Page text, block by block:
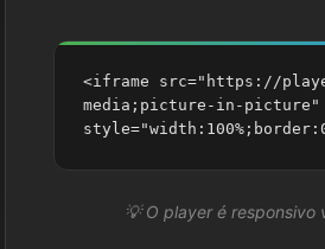
<iframe src="https://
media;picture-in-picture"
💡 O player é responsivo